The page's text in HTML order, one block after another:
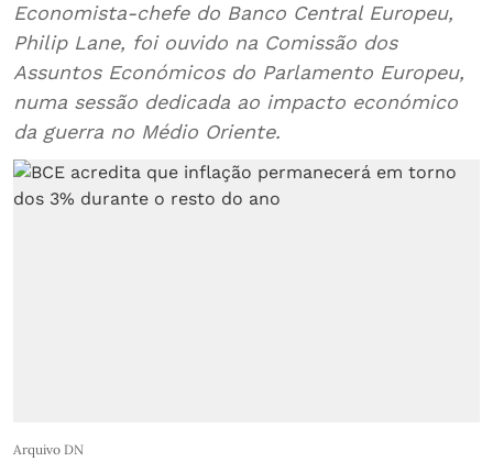
Economista-chefe do Banco Central Europeu,
Philip Lane, foi ouvido na Comissão dos
Assuntos Económicos do Parlamento Europeu,
numa sessão dedicada ao impacto económico
da guerra no Médio Oriente.
Arquivo DN